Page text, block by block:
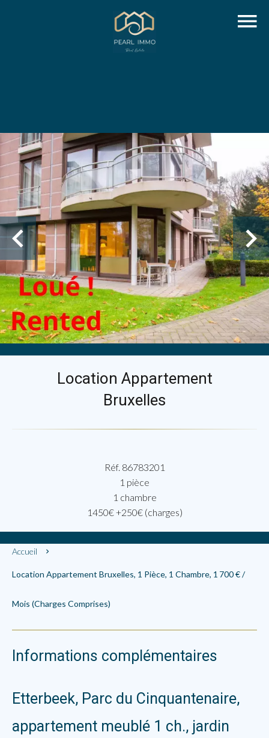
Location Appartement
Bruxelles
Réf. 86783201
1 pièce
1 chambre
1450€ +250€ (charges)
Accueil
Location Appartement Bruxelles, 1 Pièce, 1 Chambre, 1 700 € /
Mois (Charges Comprises)
Informations complémentaires
Etterbeek, Parc du Cinquantenaire,
appartement meublé 1 ch., jardin